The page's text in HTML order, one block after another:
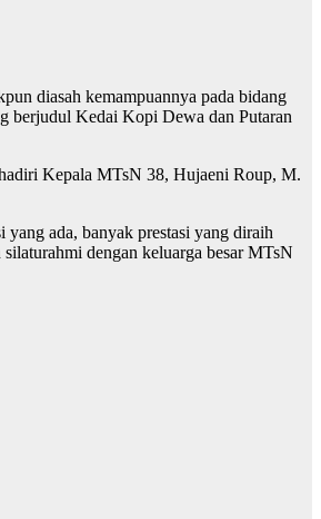
diasah kemampuannya pada bidang
berjudul Kedai Kopi Dewa dan Putaran
Kepala MTsN 38, Hujaeni Roup, M.
ada, banyak prestasi yang diraih
dengan keluarga besar MTsN